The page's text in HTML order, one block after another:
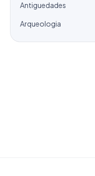
Antiguedades
Arqueologia